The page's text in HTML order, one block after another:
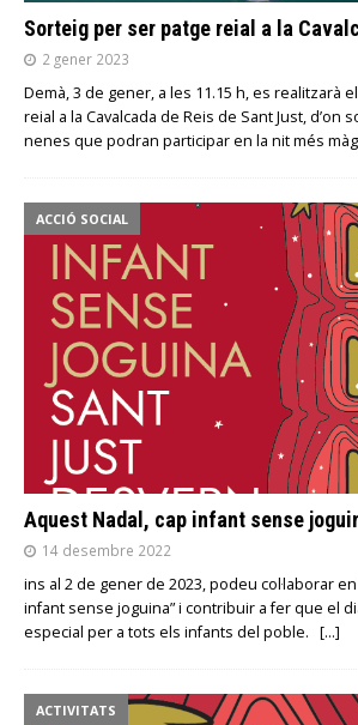
Sorteig per ser patge reial a la
2 gener 2023
Demà, 3 de gener, a les 11.15 h, es realitzarà
reial a la Cavalcada de Reis de Sant Just, d’on
nenes que podran participar en la nit més
ACCIÓ SOCIAL
Aquest Nadal, cap infant sense
14 desembre 2022
ins al 2 de gener de 2023, podeu col·laborar en
infant sense joguina” i contribuir a fer que el
especial per a tots els infants del poble. […]
ACTIVITATS